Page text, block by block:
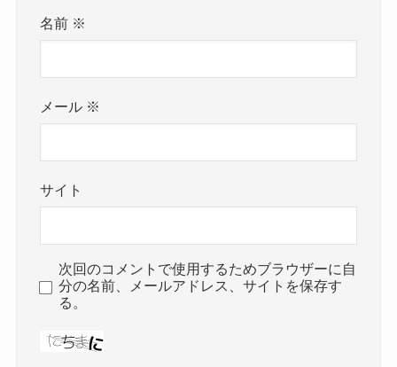
名前 ※
メール ※
サイト
次回のコメントで使用するためブラウザーに自
分の名前、メールアドレス、サイトを保存す
る。